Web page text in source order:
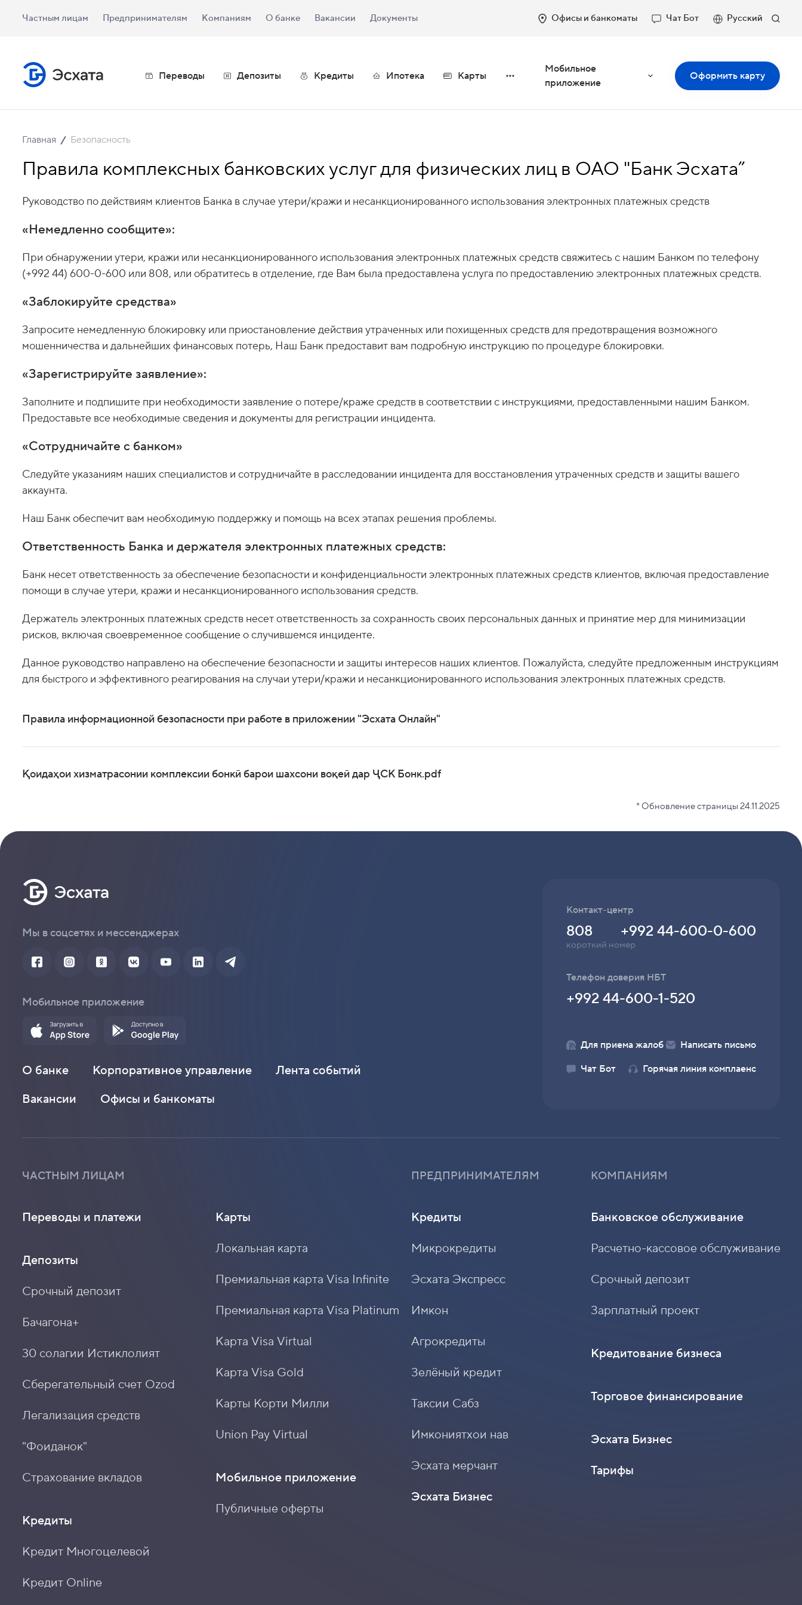
Частным лицам Предпринимателям Компаниям О банке Вакансии Документы Офисы и банкоматы Чат Бот Русский
Переводы Депозиты Кредиты Ипотека Карты
Мобильное
приложение
Оформить карту
Главная Безопасность
Правила комплексных банковских услуг для физических лиц в ОАО "Банк Эсхата”
Руководство по действиям клиентов Банка в случае утери/кражи и несанкционированного использования электронных платежных средств
«Немедленно сообщите»:
При обнаружении утери, кражи или несанкционированного использования электронных платежных средств свяжитесь с нашим Банком по телефону
(+992 44) 600-0-600 или 808, или обратитесь в отделение, где Вам была предоставлена услуга по предоставлению электронных платежных средств.
«Заблокируйте средства»
Запросите немедленную блокировку или приостановление действия утраченных или похищенных средств для предотвращения возможного
мошенничества и дальнейших финансовых потерь, Наш Банк предоставит вам подробную инструкцию по процедуре блокировки.
«Зарегистрируйте заявление»:
Заполните и подпишите при необходимости заявление о потере/краже средств в соответствии с инструкциями, предоставленными нашим Банком.
Предоставьте все необходимые сведения и документы для регистрации инцидента.
«Сотрудничайте с банком»
Следуйте указаниям наших специалистов и сотрудничайте в расследовании инцидента для восстановления утраченных средств и защиты вашего
аккаунта.
Наш Банк обеспечит вам необходимую поддержку и помощь на всех этапах решения проблемы.
Ответственность Банка и держателя электронных платежных средств:
Банк несет ответственность за обеспечение безопасности и конфиденциальности электронных платежных средств клиентов, включая предоставление
помощи в случае утери, кражи и несанкционированного использования средств.
Держатель электронных платежных средств несет ответственность за сохранность своих персональных данных и принятие мер для минимизации
рисков, включая своевременное сообщение о случившемся инциденте.
Данное руководство направлено на обеспечение безопасности и защиты интересов наших клиентов. Пожалуйста, следуйте предложенным инструкциям
для быстрого и эффективного реагирования на случаи утери/кражи и несанкционированного использования электронных платежных средств.
Правила информационной безопасности при работе в приложении "Эсхата Онлайн"
Қоидаҳои хизматрасонии комплексии бонкӣ барои шахсони воқеӣ дар ҶСК Бонк.pdf
* Обновление страницы 24.11.2025
Контакт-центр
короткий номер
808 +992 44-600-0-600
Телефон доверия НБТ
+992 44-600-1-520
Для приема жалоб
Написать письмо
Чат Бот
Горячая линия комплаенс
Мы в соцсетях и мессенджерах
Мобильное приложение
О банке Корпоративное управление
Лента событий
Вакансии
Офисы и банкоматы
ЧАСТНЫМ ЛИЦАМ
Переводы и платежи
Депозиты
Срочный депозит
Бачагона+
30 солагии Истиклолият
Сберегательный счет Ozod
Легализация средств
"Фоиданок"
Страхование вкладов
Кредиты
Кредит Многоцелевой
Кредит Online
Карты
Локальная карта
Премиальная карта Visa Infinite
Премиальная карта Visa Platinum
Карта Visa Virtual
Карта Visa Gold
Карты Корти Милли
Union Pay Virtual
Мобильное приложение
Публичные оферты
ПРЕДПРИНИМАТЕЛЯМ
Кредиты
Микрокредиты
Эсхата Экспресс
Имкон
Агрокредиты
Зелёный кредит
Таксии Сабз
Имкониятхои нав
Эсхата мерчант
Эсхата Бизнес
КОМПАНИЯМ
Банковское обслуживание
Расчетно-кассовое обслуживание
Срочный депозит
Зарплатный проект
Кредитование бизнеса
Торговое финансирование
Эсхата Бизнес
Тарифы